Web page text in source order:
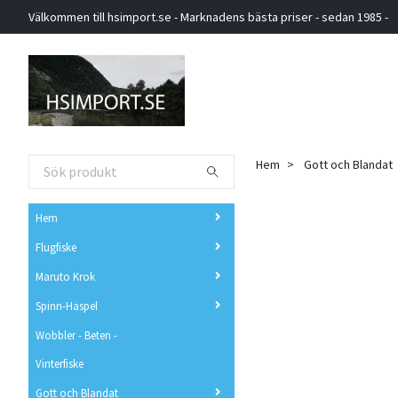
Välkommen till hsimport.se - Marknadens bästa priser - sedan 1985 -
Hem
Flugfiske
Maruto Krok
Spinn-Haspel
Wobbler - Beten -
Vinterfiske
Gott och Blandat
Hem Gott och Blandat